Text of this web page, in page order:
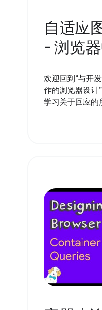
自适应
- 浏览
欢迎回到“与开
作的浏览器设计
学习关于回应的